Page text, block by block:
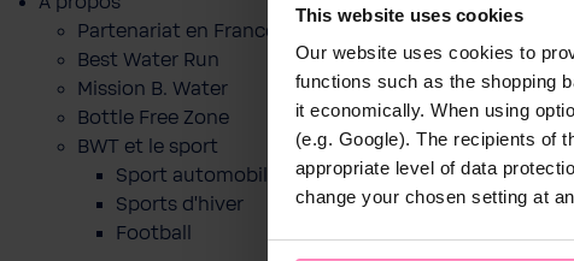
This website uses cookies
Our website uses cookies to
functions such as the shopping
it economically. When using
(e.g. Google). The recipients of
appropriate level of data
change your chosen setting at
Partenariat en France
Best Water Run
Mission B. Water
Bottle Free Zone
BWT et le sport
Sport automobile
Sports d'hiver
Football